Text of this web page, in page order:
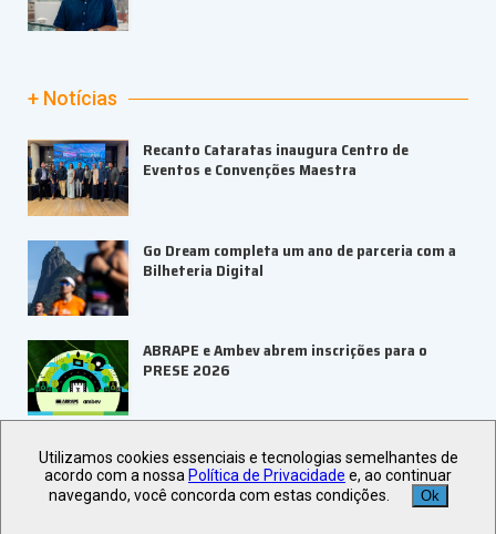
+ Notícias
Recanto Cataratas inaugura Centro de
Eventos e Convenções Maestra
Go Dream completa um ano de parceria com a
Bilheteria Digital
ABRAPE e Ambev abrem inscrições para o
PRESE 2026
ALAGEV aponta tendências para viagens
corporativas em 2027
Utilizamos cookies essenciais e tecnologias semelhantes de
acordo com a nossa Política de Privacidade e, ao continuar
navegando, você concorda com estas condições.
Ok